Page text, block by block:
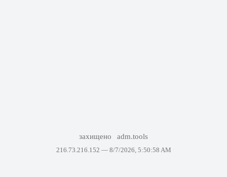
захищено adm.tools
216.73.216.152 — 8/7/2026, 5:50:58 AM